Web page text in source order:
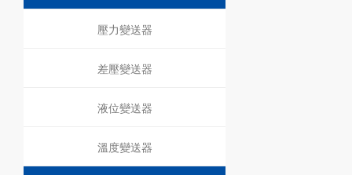
壓力變送器
差壓變送器
液位變送器
溫度變送器